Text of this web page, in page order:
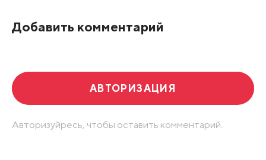
Добавить комментарий
АВТОРИЗАЦИЯ
Авторизуйресь, чтобы оставить комментарий.